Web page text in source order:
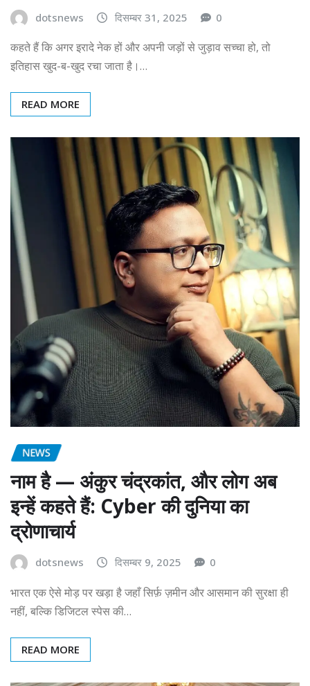
dotsnews दिसम्बर 31, 2025 0
कहते हैं कि अगर इरादे नेक हों और अपनी जड़ों से जुड़ाव सच्चा हो, तो
इतिहास खुद-ब-खुद रचा जाता है।…
READ MORE
NEWS
नाम है — अंकुर चंद्रकांत, और लोग अब
इन्हें कहते हैं: Cyber की दुनिया का
द्रोणाचार्य
dotsnews दिसम्बर 9, 2025 0
भारत एक ऐसे मोड़ पर खड़ा है जहाँ सिर्फ़ ज़मीन और आसमान की सुरक्षा ही
नहीं, बल्कि डिजिटल स्पेस की…
READ MORE